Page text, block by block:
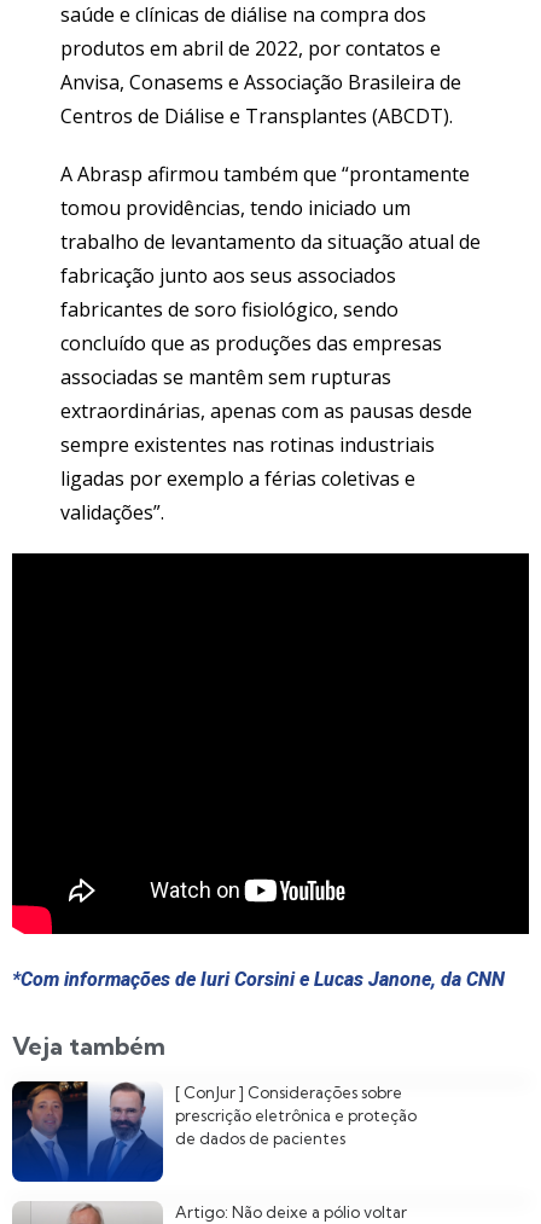
saúde e clínicas de diálise na compra dos
produtos em abril de 2022, por contatos e
Anvisa, Conasems e Associação Brasileira de
Centros de Diálise e Transplantes (ABCDT).
A Abrasp afirmou também que “prontamente
tomou providências, tendo iniciado um
trabalho de levantamento da situação atual de
fabricação junto aos seus associados
fabricantes de soro fisiológico, sendo
concluído que as produções das empresas
associadas se mantêm sem rupturas
extraordinárias, apenas com as pausas desde
sempre existentes nas rotinas industriais
ligadas por exemplo a férias coletivas e
validações”.
*Com informações de Iuri Corsini e Lucas Janone, da CNN
Veja também
[ ConJur ] Considerações sobre
prescrição eletrônica e proteção
de dados de pacientes
Artigo: Não deixe a pólio voltar